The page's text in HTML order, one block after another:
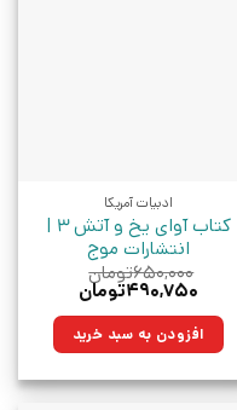
ادبیات آمریکا
کتاب آوای یخ و آتش 3 |
انتشارات موج
۶۵۰,۰۰۰تومان
قیمت
۶۵۰,۰۰۰تومان
بود.
۴۹۰,۷۵۰تومان
۴۹۰,۷۵۰تومان.افزودن به سبد خرید